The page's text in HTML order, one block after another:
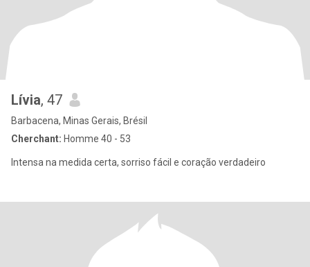
Lívia, 47
Barbacena, Minas Gerais, Brésil
Cherchant: Homme 40 - 53
Intensa na medida certa, sorriso fácil e coração verdadeiro